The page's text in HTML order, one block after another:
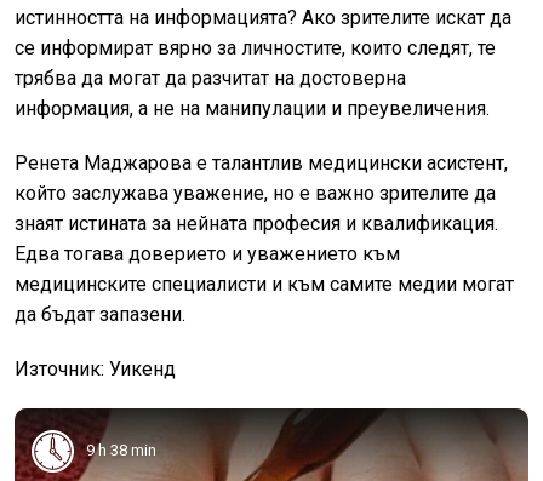
истинността на информацията? Ако зрителите искат да
се информират вярно за личностите, които следят, те
трябва да могат да разчитат на достоверна
информация, а не на манипулации и преувеличения.
Ренета Маджарова е талантлив медицински асистент,
който заслужава уважение, но е важно зрителите да
знаят истината за нейната професия и квалификация.
Едва тогава доверието и уважението към
медицинските специалисти и към самите медии могат
да бъдат запазени.
Източник: Уикенд
9 h 38 min